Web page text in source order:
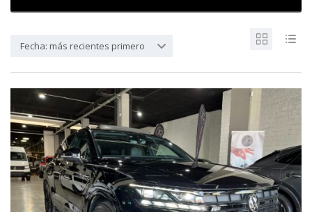
Fecha: más recientes primero